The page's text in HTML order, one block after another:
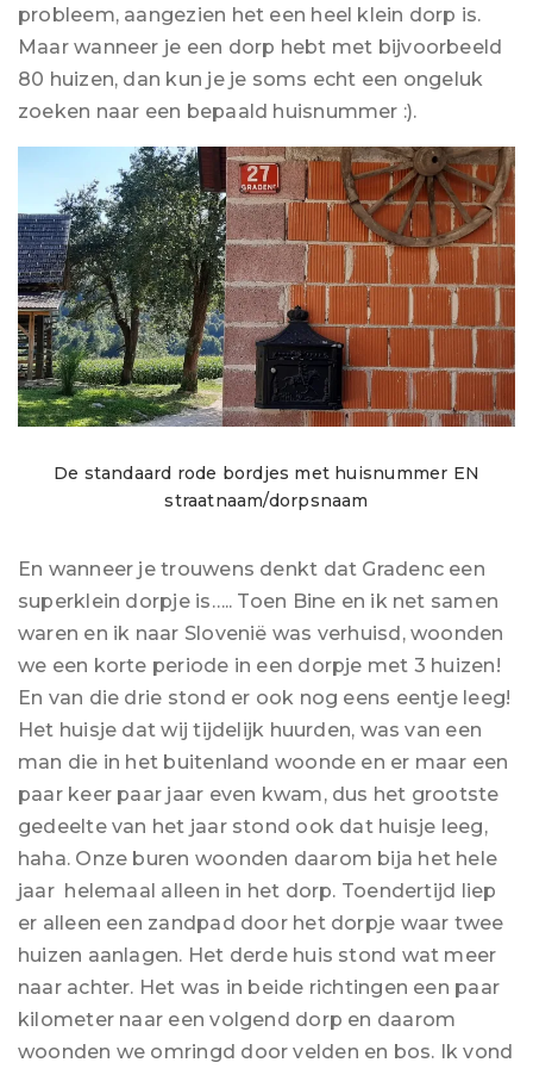
probleem, aangezien het een heel klein dorp is.
Maar wanneer je een dorp hebt met bijvoorbeeld
80 huizen, dan kun je je soms echt een ongeluk
zoeken naar een bepaald huisnummer :).
De standaard rode bordjes met huisnummer EN
straatnaam/dorpsnaam
En wanneer je trouwens denkt dat Gradenc een
superklein dorpje is….. Toen Bine en ik net samen
waren en ik naar Slovenië was verhuisd, woonden
we een korte periode in een dorpje met 3 huizen!
En van die drie stond er ook nog eens eentje leeg!
Het huisje dat wij tijdelijk huurden, was van een
man die in het buitenland woonde en er maar een
paar keer paar jaar even kwam, dus het grootste
gedeelte van het jaar stond ook dat huisje leeg,
haha. Onze buren woonden daarom bija het hele
jaar helemaal alleen in het dorp. Toendertijd liep
er alleen een zandpad door het dorpje waar twee
huizen aanlagen. Het derde huis stond wat meer
naar achter. Het was in beide richtingen een paar
kilometer naar een volgend dorp en daarom
woonden we omringd door velden en bos. Ik vond